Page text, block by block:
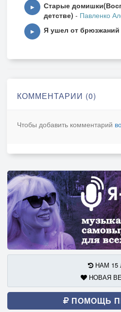
▶
Старые
детстве) - Павленко
▶ Я ушел от брюзжаний
КОММЕНТАРИИ (0)
Чтобы добавить комментарий
НАМ 15
НОВАЯ
ПОМОЩЬ